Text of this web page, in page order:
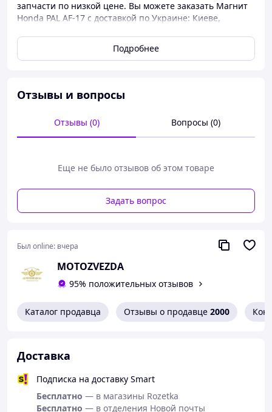
запчасти по низкой цене. Вы можете заказать Магнит
Honda PAL AF-17 с доставкой по Украине: Киеве,
Подробнее
Отзывы и вопросы
Отзывы (0) Вопросы (0)
Еще не было отзывов об этом товаре
Задать вопрос
Был online: вчера
MOTOZVEZDA
95% положительных отзывов
Каталог продавца Отзывы о продавце 2000
Доставка
Подписка на доставку Smart
Бесплатно — в магазины Rozetka
Бесплатно — в отделения Новой почты